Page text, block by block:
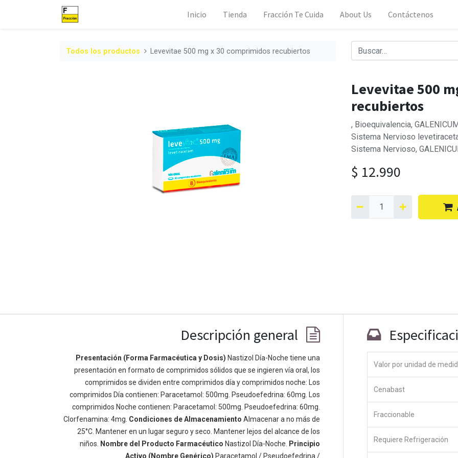
Inicio Tienda Fracción Te Cuida About Us Contáctenos
Todos los productos Levevitae 500 mg x 30 comprimidos recubiertos
Levevitae 500
recubiertos
, Bioequivalencia,
Sistema Nervioso
Sistema Nervioso,
$ 12.990
Descripción general
Presentación (Forma Farmacéutica y Dosis) Nastizol Día-Noche tiene una
presentación en formato de comprimidos sólidos que se ingieren vía oral, los
comprimidos se dividen entre comprimidos día y comprimidos noche: Los
comprimidos Día contienen: Paracetamol: 500mg. Pseudoefedrina: 60mg. Los
comprimidos Noche contienen: Paracetamol: 500mg. Pseudoefedrina: 60mg.
Clorfenamina: 4mg. Condiciones de Almacenamiento Almacenar a no más de
25°C. Mantener en un lugar seguro y seco. Mantener lejos del alcance de los
niños.
Nombre del Producto Farmacéutico Nastizol Día-Noche.
Principio
Activo (Nombre Genérico) Paracetamol / Pseudoefedrina /
Valor por unidad de
Cenabast
Fraccionable
Requiere Refrigeración
Enlaces de Ínteres
Inicio
Acerca de
Productos
Servicios
Política de privacidad
Acerca de
Somos un equipo de personas apasionadas cuyo objetivo es
mejorar la vida de todos a través de productos disruptivos.
Construimos grandes productos para resolver sus problemas
de negocio. Nuestros productos están diseñados para
pequeñas y medianas empresas dispuestas a optimizar su
rendimiento.